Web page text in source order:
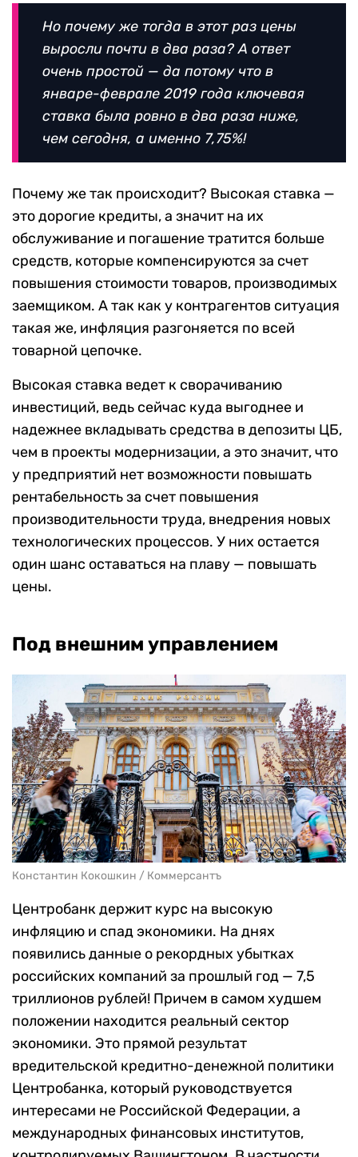
Но почему же тогда в этот раз цены
выросли почти в два раза? А ответ
очень простой — да потому что в
январе-феврале 2019 года ключевая
ставка была ровно в два раза ниже,
чем сегодня, а именно 7,75%!
Почему же так происходит? Высокая ставка —
это дорогие кредиты, а значит на их
обслуживание и погашение тратится больше
средств, которые компенсируются за счет
повышения стоимости товаров, производимых
заемщиком. А так как у контрагентов ситуация
такая же, инфляция разгоняется по всей
товарной цепочке.
Высокая ставка ведет к сворачиванию
инвестиций, ведь сейчас куда выгоднее и
надежнее вкладывать средства в депозиты ЦБ,
чем в проекты модернизации, а это значит, что
у предприятий нет возможности повышать
рентабельность за счет повышения
производительности труда, внедрения новых
технологических процессов. У них остается
один шанс оставаться на плаву — повышать
цены.
Под внешним управлением
Константин Кокошкин / Коммерсантъ
Центробанк держит курс на высокую
инфляцию и спад экономики. На днях
появились данные о рекордных убытках
российских компаний за прошлый год — 7,5
триллионов рублей! Причем в самом худшем
положении находится реальный сектор
экономики. Это прямой результат
вредительской кредитно-денежной политики
Центробанка, который руководствуется
интересами не Российской Федерации, а
международных финансовых институтов,